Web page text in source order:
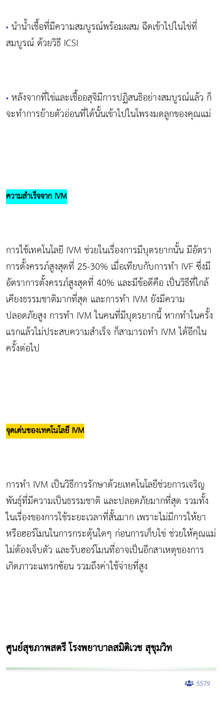
• นำน้ำเชื้อที่มีความสมบูรณ์พร้อมผสม ฉีดเข้าไปในไข่ที่
สมบูรณ์ ด้วยวิธี ICSI
• หลังจากที่ไข่และเชื้ออสุจิมีการปฏิสนธิอย่างสมบูรณ์แล้ว ก็
จะทำการย้ายตัวอ่อนที่ได้นั้นเข้าไปในโพรงมดลูกของคุณแม่
ความสำเร็จจาก IVM
การใช้เทคโนโลยี IVM ช่วยในเรื่องการมีบุตรยากนั้น มีอัตรา
การตั้งครรภ์สูงสุดที่ 25-30% เมื่อเทียบกับการทำ IVF ซึ่งมี
อัตราการตั้งครรภ์สูงสุดที่ 40% และมีข้อดีคือ เป็นวิธีที่ใกล้
เคียงธรรมชาติมากที่สุด และการทำ IVM ยังมีความ
ปลอดภัยสูง การทำ IVM ในคนที่มีบุตรยากนี้ หากทำในครั้ง
แรกแล้วไม่ประสบความสำเร็จ ก็สามารถทำ IVM ได้อีกใน
ครั้งต่อไป
จุดเด่นของเทคโนโลยี IVM
การทำ IVM เป็นวิธีการรักษาด้วยเทคโนโลยีช่วยการเจริญ
พันธุ์ที่มีความเป็นธรรมชาติ และปลอดภัยมากที่สุด รวมทั้ง
ในเรื่องของการใช้ระยะเวลาที่สั้นมาก เพราะไม่มีการให้ยา
หรือฮอร์โมนในการกระตุ้นใดๆ ก่อนการเก็บไข่ ช่วยให้คุณแม่
ไม่ต้องเจ็บตัว และรับฮอร์โมนที่อาจเป็นอีกสาเหตุของการ
เกิดภาวะแทรกซ้อน รวมถึงค่าใช้จ่ายที่สูง
ศูนย์สุขภาพสตรี โรงพยาบาลสมิติเวช สุขุมวิท
5579